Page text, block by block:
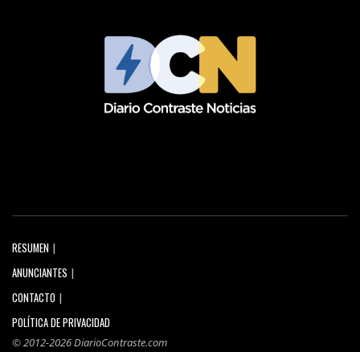
RESUMEN
ANUNCIANTES
CONTACTO
POLÍTICA DE PRIVACIDAD
© 2012-2026 DiarioContraste.com